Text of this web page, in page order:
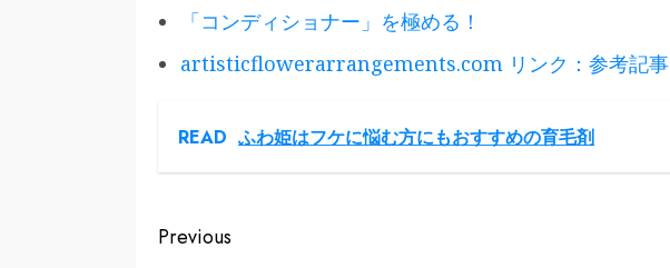
「コンディショナー」を極める！
artisticflowerarrangements.com リンク：参考記事
READ ふわ姫はフケに悩む方にもおすすめの育毛剤
Continue
Previous